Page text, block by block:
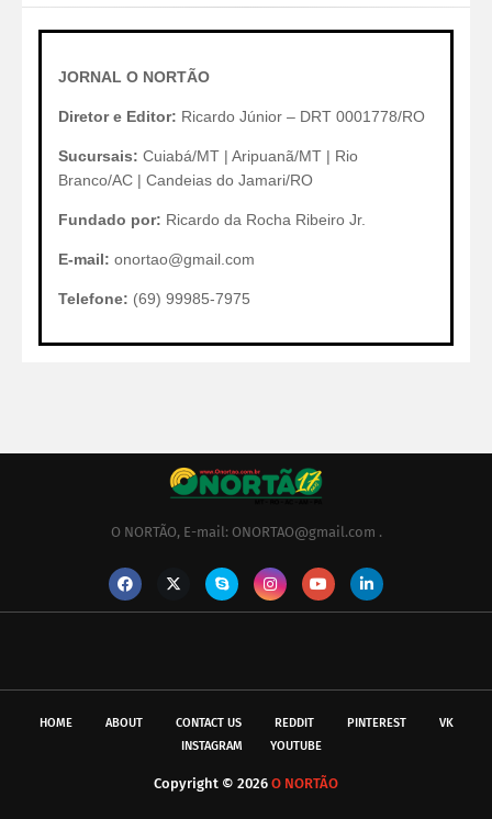
JORNAL O NORTÃO
Diretor e Editor: Ricardo Júnior – DRT 0001778/RO
Sucursais: Cuiabá/MT | Aripuanã/MT | Rio
Branco/AC | Candeias do Jamari/RO
Fundado por: Ricardo da Rocha Ribeiro Jr.
E-mail: onortao@gmail.com
Telefone: (69) 99985-7975
O NORTÃO, E-mail: ONORTAO@gmail.com .
HOME ABOUT CONTACT US REDDIT PINTEREST
VK
INSTAGRAM
YOUTUBE
Copyright © 2026 O NORTÃO